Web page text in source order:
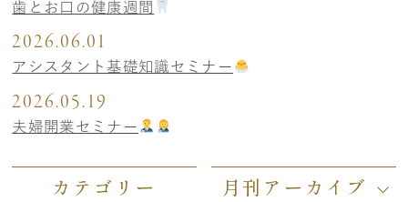
歯とお口の健康週間
2026.06.01
アシスタント基礎知識セミナー
2026.05.19
夫婦開業セミナー
カテゴリー 月刊アーカイブ